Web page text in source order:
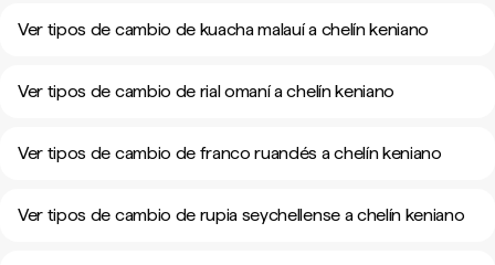
Ver tipos de cambio de kuacha malauí a chelín keniano
Ver tipos de cambio de rial omaní a chelín keniano
Ver tipos de cambio de franco ruandés a chelín keniano
Ver tipos de cambio de rupia seychellense a chelín keniano